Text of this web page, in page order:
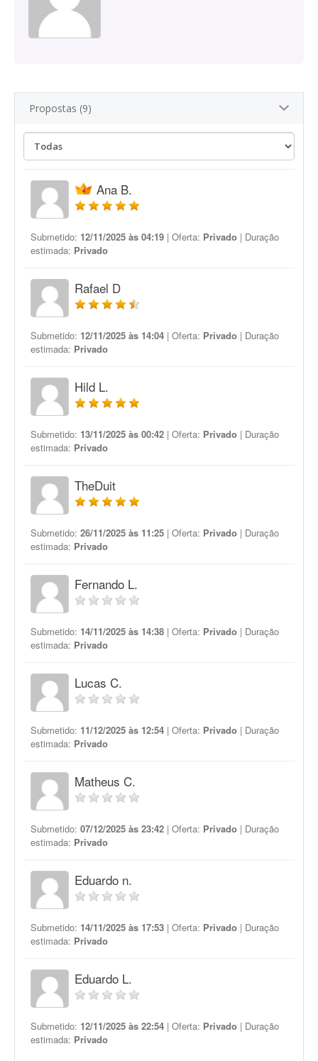
Propostas (9)
Ana B.
Submetido: 12/11/2025 às 04:19 | Oferta: Privado | Duração
estimada: Privado
Rafael D
Submetido: 12/11/2025 às 14:04 | Oferta: Privado | Duração
estimada: Privado
Hild L.
Submetido: 13/11/2025 às 00:42 | Oferta: Privado | Duração
estimada: Privado
TheDuit
Submetido: 26/11/2025 às 11:25 | Oferta: Privado | Duração
estimada: Privado
Fernando L.
Submetido: 14/11/2025 às 14:38 | Oferta: Privado | Duração
estimada: Privado
Lucas C.
Submetido: 11/12/2025 às 12:54 | Oferta: Privado | Duração
estimada: Privado
Matheus C.
Submetido: 07/12/2025 às 23:42 | Oferta: Privado | Duração
estimada: Privado
Eduardo n.
Submetido: 14/11/2025 às 17:53 | Oferta: Privado | Duração
estimada: Privado
Eduardo L.
Submetido: 12/11/2025 às 22:54 | Oferta: Privado | Duração
estimada: Privado